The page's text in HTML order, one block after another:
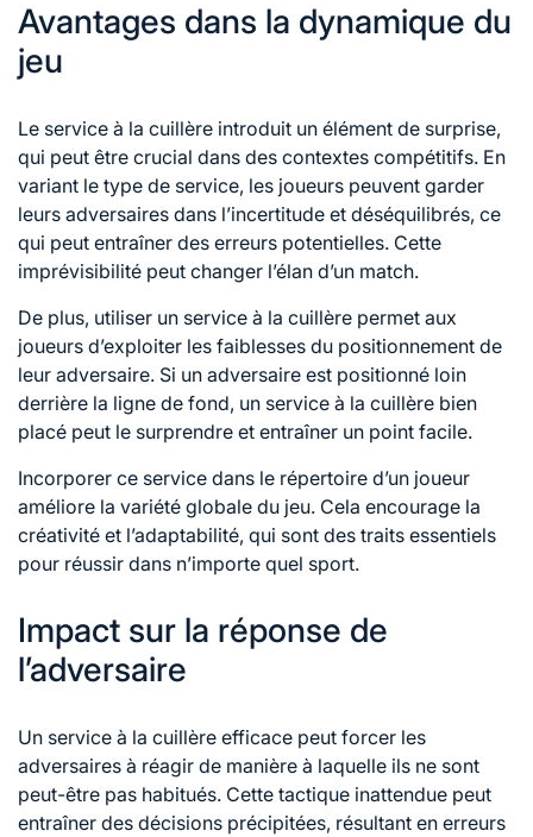
Avantages dans la dynamique du
jeu
Le service à la cuillère introduit un élément de surprise,
qui peut être crucial dans des contextes compétitifs. En
variant le type de service, les joueurs peuvent garder
leurs adversaires dans l’incertitude et déséquilibrés, ce
qui peut entraîner des erreurs potentielles. Cette
imprévisibilité peut changer l’élan d’un match.
De plus, utiliser un service à la cuillère permet aux
joueurs d’exploiter les faiblesses du positionnement de
leur adversaire. Si un adversaire est positionné loin
derrière la ligne de fond, un service à la cuillère bien
placé peut le surprendre et entraîner un point facile.
Incorporer ce service dans le répertoire d’un joueur
améliore la variété globale du jeu. Cela encourage la
créativité et l’adaptabilité, qui sont des traits essentiels
pour réussir dans n’importe quel sport.
Impact sur la réponse de
l’adversaire
Un service à la cuillère efficace peut forcer les
adversaires à réagir de manière à laquelle ils ne sont
peut-être pas habitués. Cette tactique inattendue peut
entraîner des décisions précipitées, résultant en erreurs